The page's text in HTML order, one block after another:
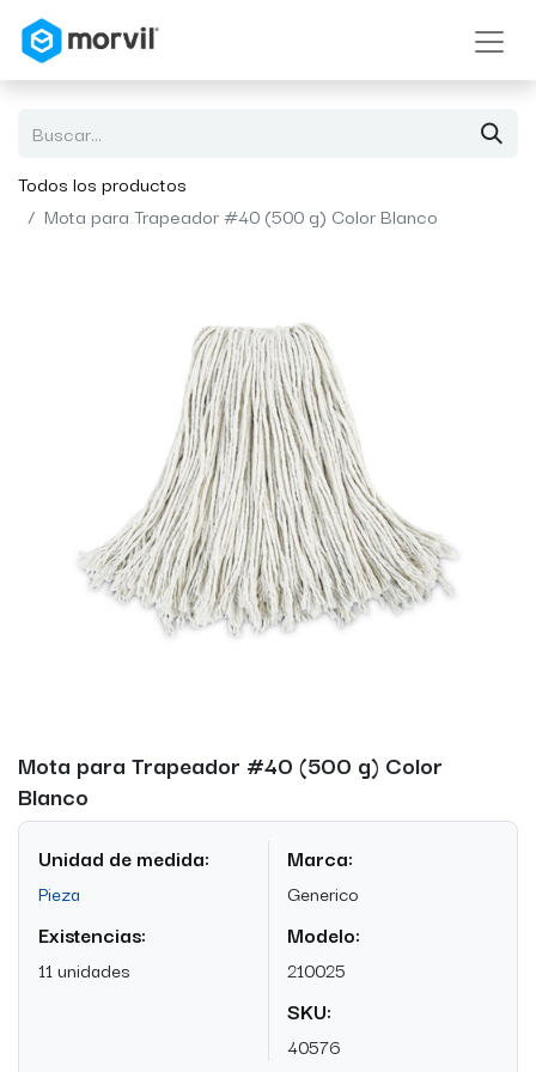
Todos los productos
Mota para Trapeador #40 (500 g) Color Blanco
Mota para Trapeador #40 (500 g) Color
Blanco
Unidad de medida:
Pieza
Existencias:
11 unidades
Marca:
Generico
Modelo:
210025
SKU:
40576